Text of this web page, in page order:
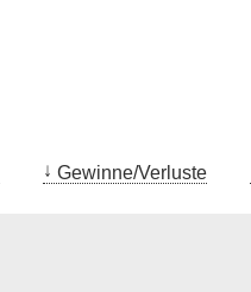
Gewinne/Verluste